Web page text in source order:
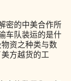
的中美合作所
车队装运的是什
资之种类与数
方越货的工